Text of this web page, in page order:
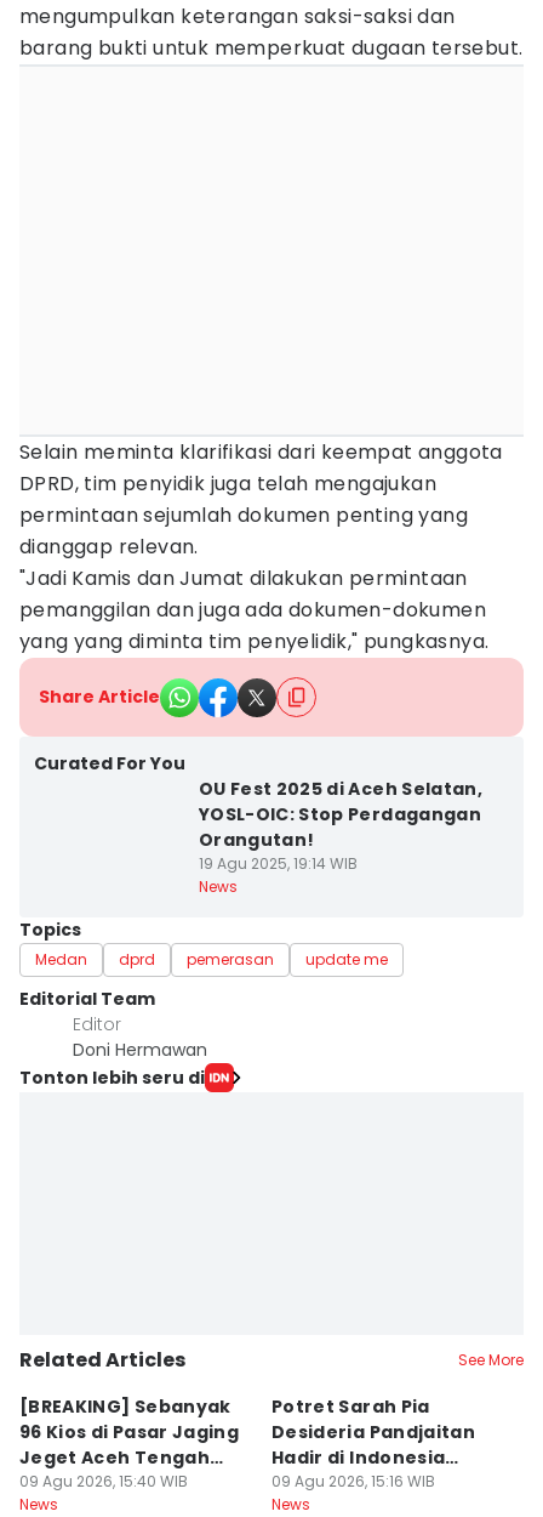
mengumpulkan keterangan saksi-saksi dan
barang bukti untuk memperkuat dugaan tersebut.
Selain meminta klarifikasi dari keempat anggota
DPRD, tim penyidik juga telah mengajukan
permintaan sejumlah dokumen penting yang
dianggap relevan.
"Jadi Kamis dan Jumat dilakukan permintaan
pemanggilan dan juga ada dokumen-dokumen
yang yang diminta tim penyelidik," pungkasnya.
Share Article
Curated For You
OU Fest 2025 di Aceh Selatan,
YOSL-OIC: Stop Perdagangan
Orangutan!
19 Agu 2025, 19:14 WIB
News
Topics
Medan dprd pemerasan update me
Editorial Team
Editor
Doni Hermawan
Tonton lebih seru di
Related Articles See More
[BREAKING] Sebanyak
96 Kios di Pasar Jaging
Jeget Aceh Tengah
Terbakar
09 Agu 2026, 15:40 WIB
News
Potret Sarah Pia
Desideria Pandjaitan
Hadir di Indonesia
Fashion Week 2026
09 Agu 2026, 15:16 WIB
News